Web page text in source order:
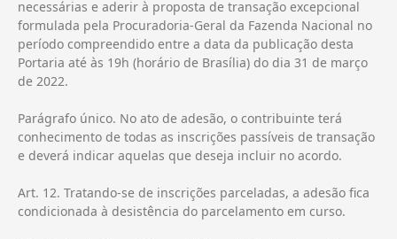
necessárias e aderir à proposta de transação excepcional
formulada pela Procuradoria-Geral da Fazenda Nacional no
período compreendido entre a data da publicação desta
Portaria até às 19h (horário de Brasília) do dia 31 de março
de 2022.
Parágrafo único. No ato de adesão, o contribuinte terá
conhecimento de todas as inscrições passíveis de transação
e deverá indicar aquelas que deseja incluir no acordo.
Art. 12. Tratando-se de inscrições parceladas, a adesão fica
condicionada à desistência do parcelamento em curso.